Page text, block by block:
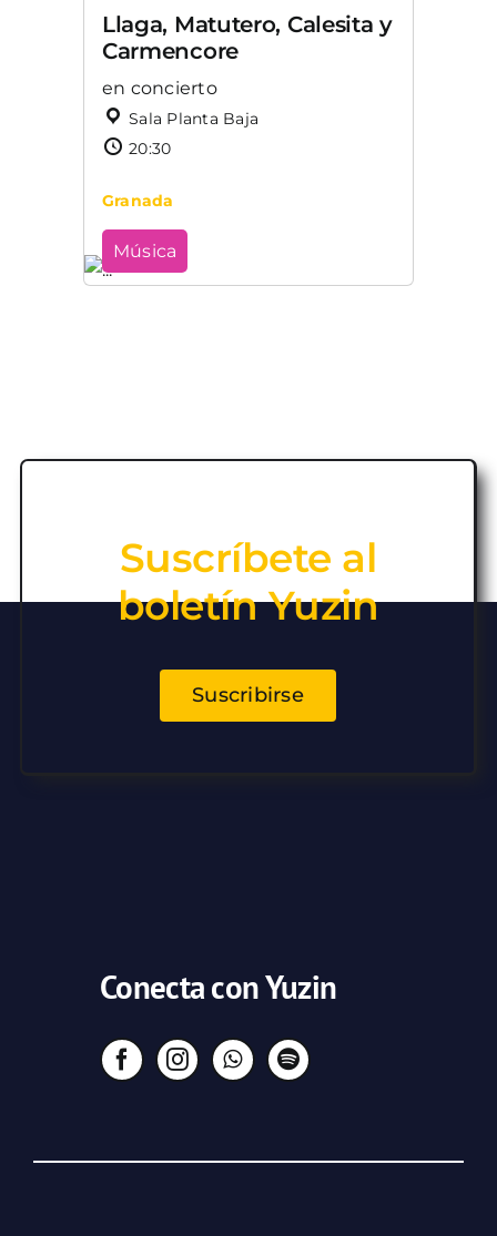
Llaga, Matutero, Calesita y
Carmencore
en concierto
Sala Planta Baja
20:30
Granada
Música
Suscríbete al
boletín Yuzin
Suscribirse
Conecta con Yuzin